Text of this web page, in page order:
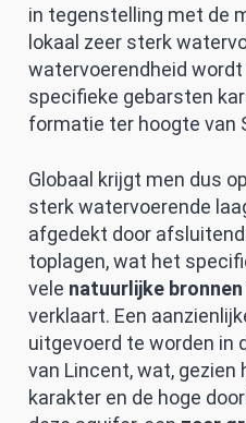
in tegenstelling met de
lokaal zeer sterk
watervoerendheid
specifieke gebarsten
formatie ter hoogte van
Globaal krijgt men dus
sterk watervoerende
afgedekt door
toplagen, wat het
vele natuurlijke bronnen
verklaart. Een
uitgevoerd te worden in
van Lincent, wat, gezien
karakter en de hoge